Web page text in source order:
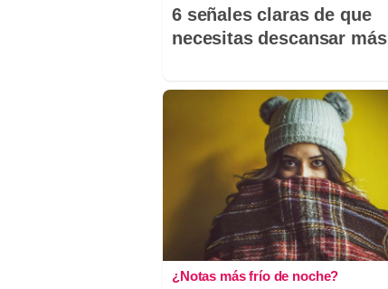
6 señales claras de que
necesitas descansar más
¿Notas más frío de noche?